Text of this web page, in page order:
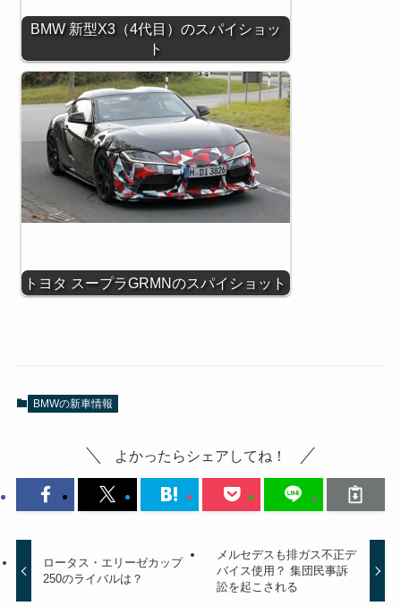
BMW 新型X3（4代目）のスパイショッ
ト
トヨタ スープラGRMNのスパイショット
BMWの新車情報
よかったらシェアしてね！
ロータス・エリーゼカップ
250のライバルは？
メルセデスも排ガス不正デ
バイス使用？ 集団民事訴
訟を起こされる